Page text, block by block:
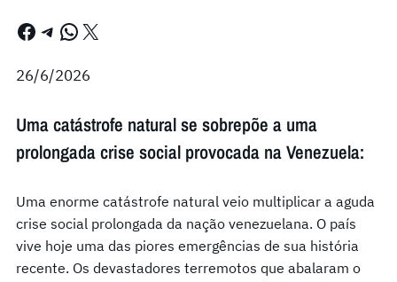
Facebook Telegram WhatsApp X
26/6/2026
Uma catástrofe natural se sobrepõe a uma
prolongada crise social provocada na Venezuela:
Uma enorme catástrofe natural veio multiplicar a aguda
crise social prolongada da nação venezuelana. O país
vive hoje uma das piores emergências de sua história
recente. Os devastadores terremotos que abalaram o